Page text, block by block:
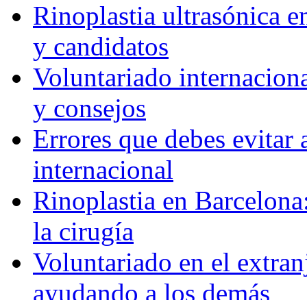
Rinoplastia ultrasónica
y candidatos
Voluntariado
y consejos
Errores que debes
internacional
Rinoplastia en
la cirugía
Voluntariado en el
ayudando a los demás